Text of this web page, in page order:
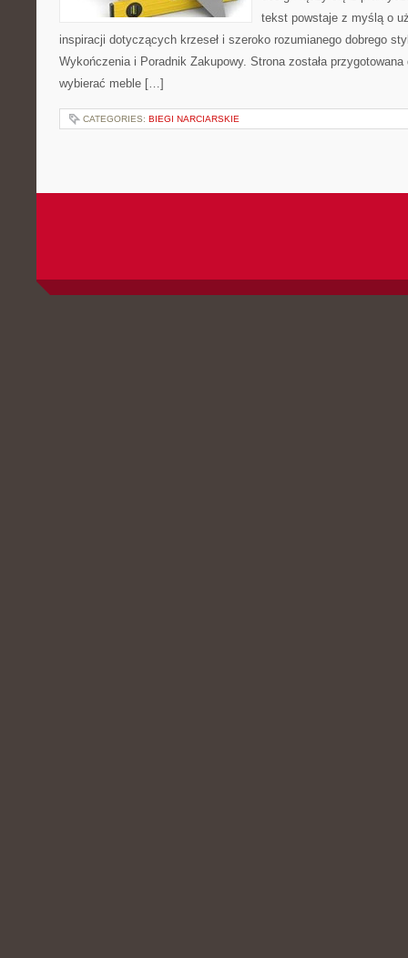
tekst powstaje z myślą o
inspiracji dotyczących krzeseł i szeroko rozumianego dobrego
Wykończenia i Poradnik Zakupowy. Strona została
wybierać meble […]
CATEGORIES: BIEGI NARCIARSKIE